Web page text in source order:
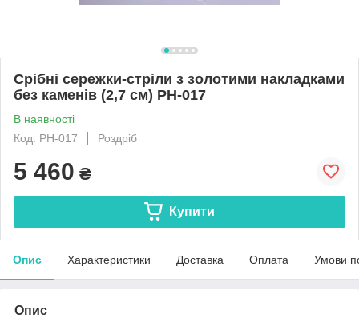
Срібні сережки-стріли з золотими накладками
без каменів (2,7 см) РН-017
В наявності
Код: РН-017
Роздріб
5 460 ₴
Купити
Опис Характеристики Доставка Оплата Умови
Опис